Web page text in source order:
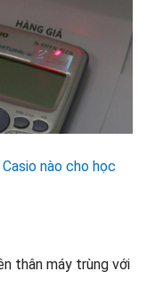
nào cho học
thân máy trùng với